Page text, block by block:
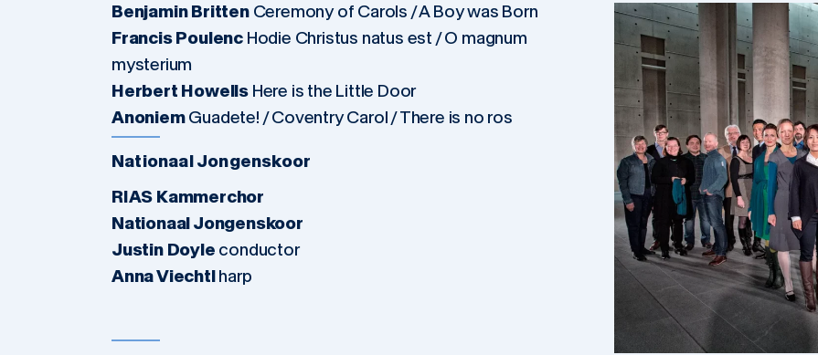
Benjamin BrittenCeremony of Carols / A Boy was Born
Francis Poulenc Hodie Christus natus est / O magnum
mysterium
Herbert Howells Here is the Little Door
AnoniemGuadete! / Coventry Carol / There is no ros
Nationaal Jongenskoor
RIAS Kammerchor
Nationaal Jongenskoor
Justin Doyle conductor
Anna Viechtlharp